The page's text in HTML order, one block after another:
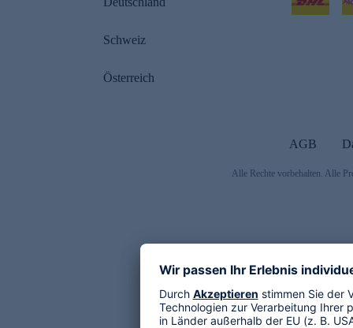
Schweiz
Österreich
AGB
Alle Rechte vorbehalten. Alle